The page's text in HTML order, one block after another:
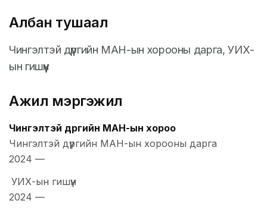
Албан тушаал
Чингэлтэй дүүргийн МАН-ын хорооны дарга, УИХ-
ын гишүүн
Ажил мэргэжил
Чингэлтэй дүүргийн МАН-ын хороо
Чингэлтэй дүүргийн МАН-ын хорооны дарга
2024 —
УИХ-ын гишүүн
2024 —